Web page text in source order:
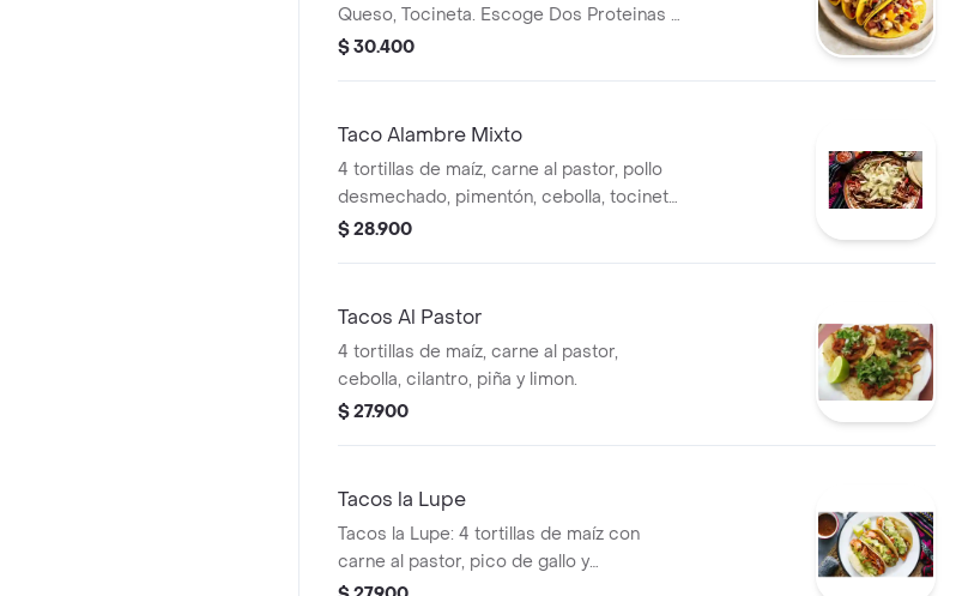
Queso, Tocineta. Escoge Dos Proteinas A
Tu Eleccion: Carne, Pollo, Longaniza,
$ 30.400
Taco Alambre Mixto
4 tortillas de maíz, carne al pastor, pollo
desmechado, pimentón, cebolla, tocineta
y queso.
$ 28.900
Tacos Al Pastor
4 tortillas de maíz, carne al pastor,
cebolla, cilantro, piña y limon.
$ 27.900
Tacos la Lupe
Tacos la Lupe: 4 tortillas de maíz con
carne al pastor, pico de gallo y
guacamole.